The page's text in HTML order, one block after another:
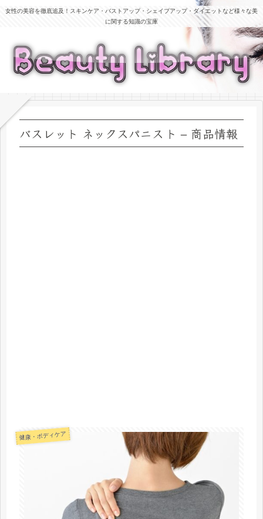
女性の美容を徹底追及！スキンケア・バストアップ・シェイプアップ・ダイエットなど様々な美
に関する知識の宝庫
バスレット ネックスパニスト – 商品情報
健康・ボディケア